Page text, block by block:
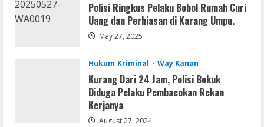
Polisi Ringkus Pelaku Bobol Rumah Curi
Uang dan Perhiasan di Karang Umpu.
May 27, 2025
Hukum Kriminal Way Kanan
Kurang Dari 24 Jam, Polisi Bekuk
Diduga Pelaku Pembacokan Rekan
Kerjanya
August 27, 2024